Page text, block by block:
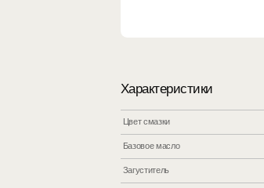
Характеристики
Цвет смазки
Базовое масло
Загуститель